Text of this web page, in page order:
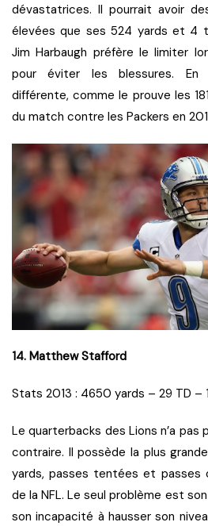
dévastatrices. Il pourrait avoir
élevées que ses 524 yards et 4
Jim Harbaugh préfère le limiter
pour éviter les blessures. En
différente, comme le prouve les
du match contre les Packers en
14. Matthew Stafford
Stats 2013 : 4650 yards – 29 TD –
Le quarterbacks des Lions n’a pas
contraire. Il possède la plus
yards, passes tentées et passes
de la NFL. Le seul problème est
son incapacité à hausser son